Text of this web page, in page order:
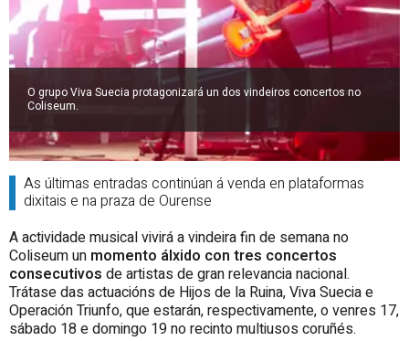
O grupo Viva Suecia protagonizará un dos vindeiros concertos no
Coliseum.
As últimas entradas continúan á venda en plataformas
dixitais e na praza de Ourense
A actividade musical vivirá a vindeira fin de semana no
Coliseum un momento álxido con tres concertos
consecutivos de artistas de gran relevancia nacional.
Trátase das actuacións de Hijos de la Ruina, Viva Suecia e
Operación Triunfo, que estarán, respectivamente, o venres 17,
sábado 18 e domingo 19 no recinto multiusos coruñés.